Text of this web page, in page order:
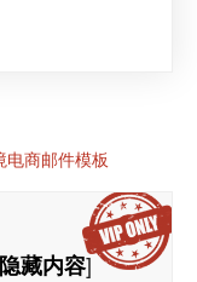
商邮件模板
藏内容]